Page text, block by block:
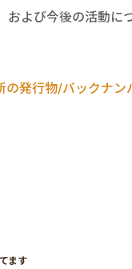
および今後の活動
の発行物/バックナン
ます